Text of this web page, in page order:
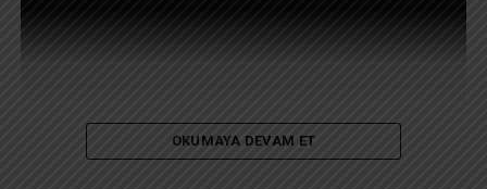
OKUMAYA DEVAM ET